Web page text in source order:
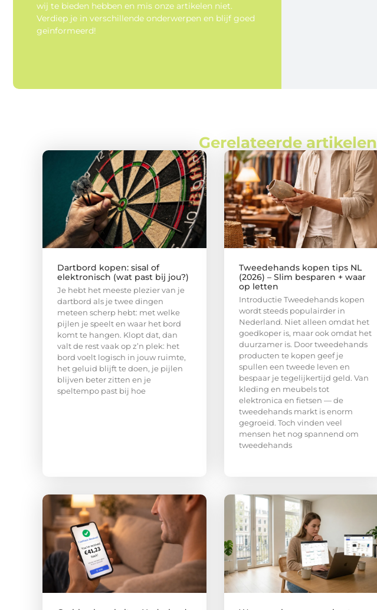
wij te bieden hebben en mis onze artikelen niet.
Verdiep je in verschillende onderwerpen en blijf goed
geïnformeerd!
Gerelateerde artikelen
Dartbord kopen: sisal of
elektronisch (wat past bij jou?)
Je hebt het meeste plezier van je
dartbord als je twee dingen
meteen scherp hebt: met welke
pijlen je speelt en waar het bord
komt te hangen. Klopt dat, dan
valt de rest vaak op z’n plek: het
bord voelt logisch in jouw ruimte,
het geluid blijft te doen, je pijlen
blijven beter zitten en je
speltempo past bij hoe
Tweedehands kopen tips NL
(2026) – Slim besparen + waar
op letten
Introductie Tweedehands kopen
wordt steeds populairder in
Nederland. Niet alleen omdat het
goedkoper is, maar ook omdat het
duurzamer is. Door tweedehands
producten te kopen geef je
spullen een tweede leven en
bespaar je tegelijkertijd geld. Van
kleding en meubels tot
elektronica en fietsen — de
tweedehands markt is enorm
gegroeid. Toch vinden veel
mensen het nog spannend om
tweedehands